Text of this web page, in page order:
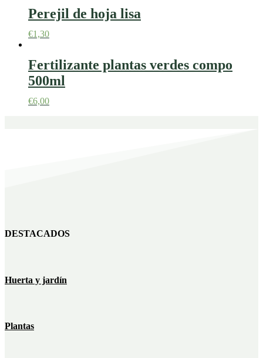
Perejil de hoja lisa
€1,30
Fertilizante plantas verdes compo
500ml
€6,00
DESTACADOS
Huerta y jardín
Plantas